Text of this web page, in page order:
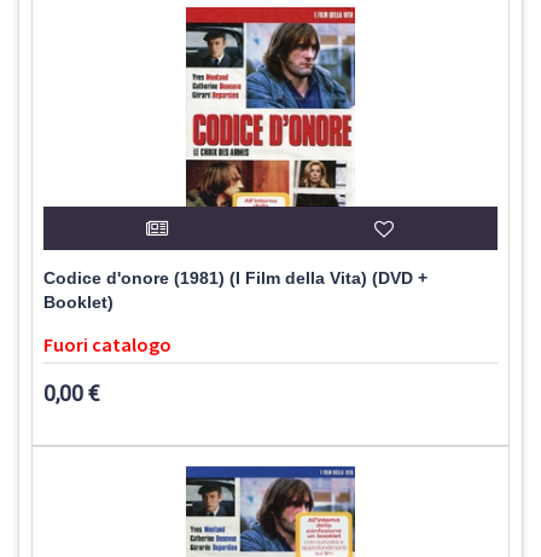
Codice d'onore (1981) (I Film della Vita) (DVD +
Booklet)
Fuori catalogo
0,00 €